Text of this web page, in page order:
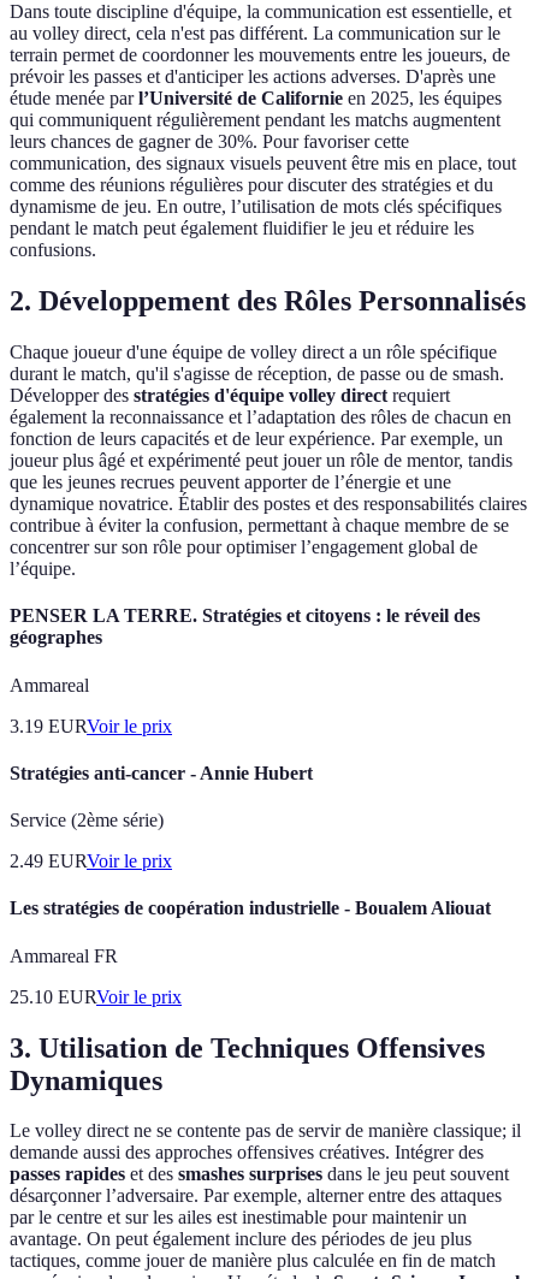
Dans toute discipline d'équipe, la communication est essentielle, et
au volley direct, cela n'est pas différent. La communication sur le
terrain permet de coordonner les mouvements entre les joueurs, de
prévoir les passes et d'anticiper les actions adverses. D'après une
étude menée parl’Université de Californie en 2025, les équipes
qui communiquent régulièrement pendant les matchs augmentent
leurs chances de gagner de 30%. Pour favoriser cette
communication, des signaux visuels peuvent être mis en place, tout
comme des réunions régulières pour discuter des stratégies et du
dynamisme de jeu. En outre, l’utilisation de mots clés spécifiques
pendant le match peut également fluidifier le jeu et réduire les
confusions.
2. Développement des Rôles Personnalisés
Chaque joueur d'une équipe de volley direct a un rôle spécifique
durant le match, qu'il s'agisse de réception, de passe ou de smash.
Développer des stratégies d'équipe volley direct requiert
également la reconnaissance et l’adaptation des rôles de chacun en
fonction de leurs capacités et de leur expérience. Par exemple, un
joueur plus âgé et expérimenté peut jouer un rôle de mentor, tandis
que les jeunes recrues peuvent apporter de l’énergie et une
dynamique novatrice. Établir des postes et des responsabilités claires
contribue à éviter la confusion, permettant à chaque membre de se
concentrer sur son rôle pour optimiser l’engagement global de
l’équipe.
PENSER LA TERRE. Stratégies et citoyens : le réveil des
géographes
Ammareal
3.19 EURVoir le prix
Stratégies anti-cancer - Annie Hubert
Service (2ème série)
2.49 EURVoir le prix
Les stratégies de coopération industrielle - Boualem Aliouat
Ammareal FR
25.10 EURVoir le prix
3. Utilisation de Techniques Offensives
Dynamiques
Le volley direct ne se contente pas de servir de manière classique; il
demande aussi des approches offensives créatives. Intégrer des
passes rapides et des smashes surprises dans le jeu peut souvent
désarçonner l’adversaire. Par exemple, alterner entre des attaques
par le centre et sur les ailes est inestimable pour maintenir un
avantage. On peut également inclure des périodes de jeu plus
tactiques, comme jouer de manière plus calculée en fin de match